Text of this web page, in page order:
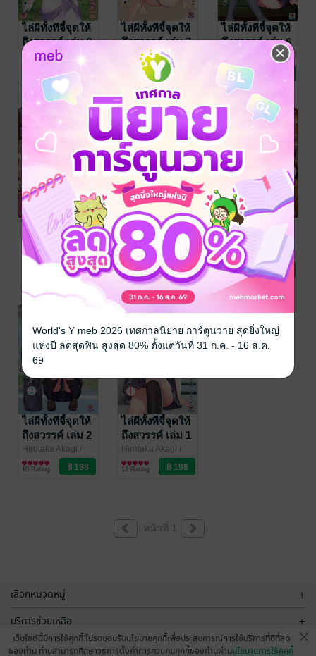
ไล่ผีทั้งทีจี้จุดให้
ถึงสวรรค์ เล่ม 8
Hirotaka Akagi /
Mataro
เซนชู
ไลท์โนเวล
3 Rating
ไล่ผีทั้งทีจี้จุดให้
ถึงสวรรค์ เล่ม 7
Hirotaka Akagi /
Mataro / สำนักพิมพ์
ไลท์โนเวล
4 Rating
ไล่ผีทั้งทีจี้จุดให้
ถึงสวรรค์ เล่ม 6
Hirotaka Akagi /
Mataro/ สำนักพิมพ์
เซนชู
ไลท์โนเวล
4 Rating
ไล่ผีทั้งทีจี้จุดให้
ถึงสวรรค์ เล่ม 5
Hirotaka Akagi /
Mataro/ สำนักพิมพ์
ไลท์โนเวล
ไล่ผีทั้งทีจี้จุดให้
ถึงสวรรค์ เล่ม 4
Hirotaka Akagi /
Mataro
/ สำนักพิมพ์
เซนชู
ไลท์โนเวล
7 Rating
ไล่ผีทั้งทีจี้จุดให้
ถึงสวรรค์ เล่ม 3
Hirotaka Akagi /
Mataro/ สำนักพิมพ์
ไลท์โนเวล
10 Rating
ไล่ผีทั้งทีจี้จุดให้
ถึงสวรรค์ เล่ม 2
Hirotaka Akagi /
Mataro/ สำนักพิมพ์
เซนชู
ไลท์โนเวล
10 Rating
ไล่ผีทั้งทีจี้จุดให้
ถึงสวรรค์ เล่ม 1
Hirotaka Akagi /
Mataro/ สำนักพิมพ์
เซนชู
ไลท์โนเวล
12 Rating
หน้าที่ 1
เลือกหมวดหมู่ +
บริการช่วยเหลือ +
เกี่ยวกับเรา
เว็บไซต์นี้มีการใช้คุกกี้ โปรดยอมรับนโยบายคุกกี้เพื่อประสบการณ์การใช้บริการที่ดีที่สุด
ของท่าน ท่านสามารถศึกษาวิธีการตั้งค่าการควบคุมคุกกี้ของท่านผ่านนโยบายการใช้คุกกี้
World's Y meb 2026 เทศกาลนิยาย การ์ตูนวาย สุดยิ่งใหญ่
แห่งปี ลดสุดฟิน สูงสุด 80% ตั้งแต่วันที่ 31 ก.ค. - 16 ส.ค.
69